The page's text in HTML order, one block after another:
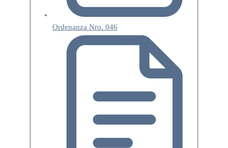
Ordenanza Nro. 046